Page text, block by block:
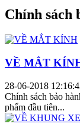
Chính sách
VỀ MẮT
28-06-2018
Chính sách bảo
phẩm đầu tiên...